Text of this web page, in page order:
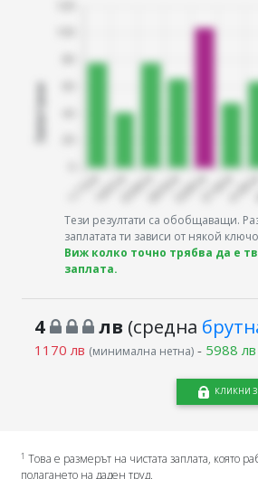
Тези резултати са обобщаващи.
заплатата ти зависи от някой
Виж колко точно трябва да е
заплата.
4 лв (средна
1170 лв (минимална нетна)- 5988 лв
КЛИКНИ
1 Това е размерът на чистата заплата, която
полагането на даден труд.